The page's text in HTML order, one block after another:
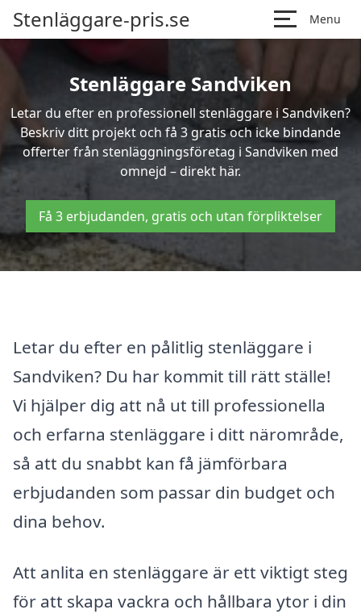
Stenläggare-pris.se Menu
Stenläggare Sandviken
Letar du efter en professionell stenläggare i Sandviken?
Beskriv ditt projekt och få 3 gratis och icke bindande
offerter från stenläggningsföretag i Sandviken med
omnejd – direkt här.
Få 3 erbjudanden, gratis och utan förpliktelser
Letar du efter en pålitlig stenläggare i
Sandviken? Du har kommit till rätt ställe!
Vi hjälper dig att nå ut till professionella
och erfarna stenläggare i ditt närområde,
så att du snabbt kan få jämförbara
erbjudanden som passar din budget och
dina behov.
Att anlita en stenläggare är ett viktigt steg
för att skapa vackra och hållbara ytor i din